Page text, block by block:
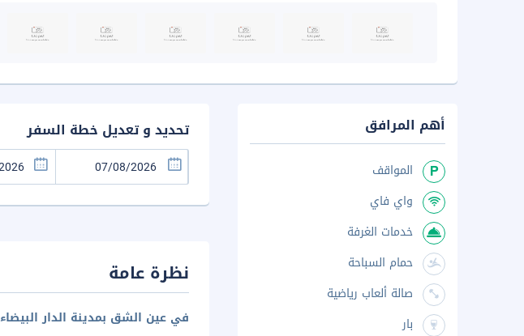
تحديد و تعديل خطة السفر
نظرة عامة
في عين الشق بمدينة الدار البيضاء
أهم المرافق
المواقف
واي فاي
خدمات الغرفة
حمام السباحة
صالة ألعاب رياضية
بار